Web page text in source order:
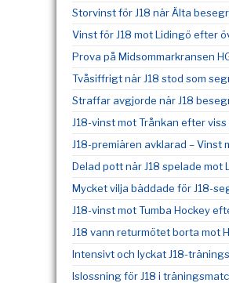
Storvinst för J18 när Älta
Vinst för J18 mot Lidingö efter
Prova på Midsommarkransen
Tvåsiffrigt när J18 stod som
Straffar avgjorde när J18
J18-vinst mot Trånkan efter viss
J18-premiären avklarad – Vinst
Delad pott när J18 spelade mot
Mycket vilja bäddade för J18-
J18-vinst mot Tumba Hockey
J18 vann returmötet borta mot
Intensivt och lyckat J18-
Islossning för J18 i